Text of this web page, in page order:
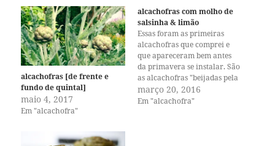
alcachofras [de frente e
fundo de quintal]
maio 4, 2017
Em "alcachofra"
alcachofras com molho de
salsinha & limão
Essas foram as primeiras
alcachofras que comprei e
que apareceram bem antes
da primavera se instalar. São
as alcachofras "beijadas pela
geada", que não são tão
bonitas, mas são deliciosas
março 20, 2016
Em "alcachofra"